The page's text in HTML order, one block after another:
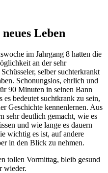
Leben
im Jahrgang 8 hatten die
an der sehr
selber suchterkrankt
Schonungslos, ehrlich und
90 Minuten in seinen Bann
es bedeutet suchtkrank zu sein,
Geschichte kennenlernen. Aus
sehr deutlich gemacht, wie es
und wie lange es dauern
wichtig es ist, auf andere
in den Blick zu nehmen.
tollen Vormittag, bleib gesund
wieder.